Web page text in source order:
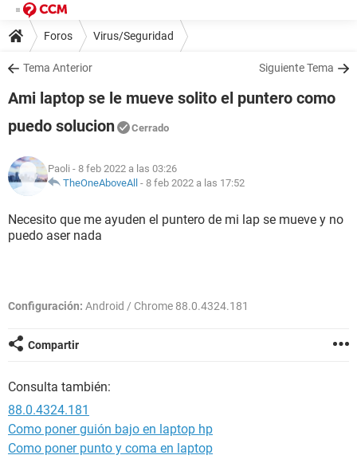
Foros Virus/Seguridad
Tema Anterior Siguiente Tema
Ami laptop se le mueve solito el puntero como
puedo solucion
Cerrado
Paoli - 8 feb 2022 a las 03:26
TheOneAboveAll - 8 feb 2022 a las 17:52
Necesito que me ayuden el puntero de mi lap se mueve y no
puedo aser nada
Configuración: Android / Chrome 88.0.4324.181
Compartir
Consulta también:
88.0.4324.181
Como poner guión bajo en laptop hp
Como poner punto y coma en laptop